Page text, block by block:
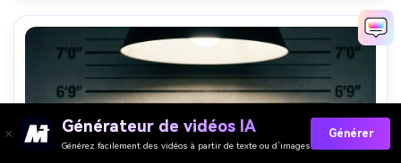
Générateur de vidéos IA
Générez facilement des vidéos à partir de texte ou d’images
Générer